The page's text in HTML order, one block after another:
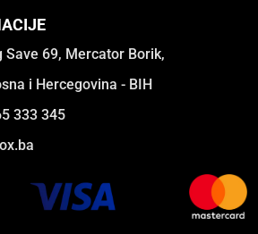
Save 69, Mercator Borik,
i Hercegovina - BIH
333 345